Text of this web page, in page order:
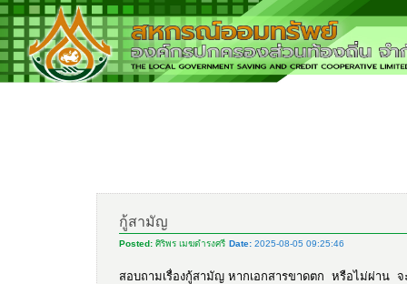
กู้สามัญ
Posted: ศิริพร เมฆดำรงศรี Date: 2025-08-05 09:25:46
สอบถามเรื่องกู้สามัญ หากเอกสารขาดตก หรือไม่ผ่าน จ